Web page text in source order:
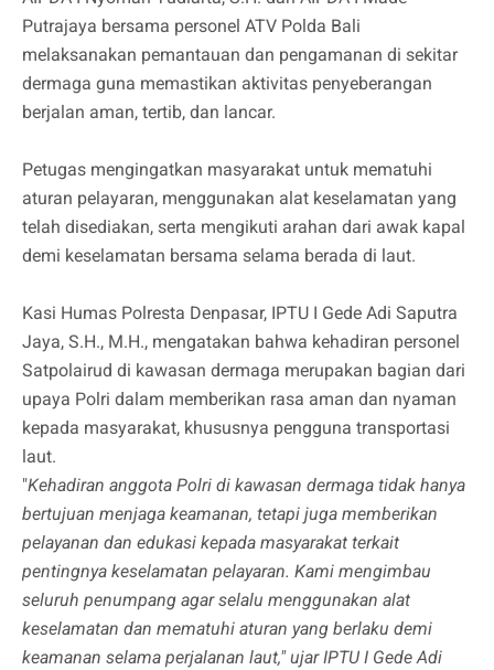
Putrajaya bersama personel ATV Polda Bali
melaksanakan pemantauan dan pengamanan di sekitar
dermaga guna memastikan aktivitas penyeberangan
berjalan aman, tertib, dan lancar.
Petugas mengingatkan masyarakat untuk mematuhi
aturan pelayaran, menggunakan alat keselamatan yang
telah disediakan, serta mengikuti arahan dari awak kapal
demi keselamatan bersama selama berada di laut.
Kasi Humas Polresta Denpasar, IPTU I Gede Adi Saputra
Jaya, S.H., M.H., mengatakan bahwa kehadiran personel
Satpolairud di kawasan dermaga merupakan bagian dari
upaya Polri dalam memberikan rasa aman dan nyaman
kepada masyarakat, khususnya pengguna transportasi
laut.
"Kehadiran anggota Polri di kawasan dermaga tidak hanya
bertujuan menjaga keamanan, tetapi juga memberikan
pelayanan dan edukasi kepada masyarakat terkait
pentingnya keselamatan pelayaran. Kami mengimbau
seluruh penumpang agar selalu menggunakan alat
keselamatan dan mematuhi aturan yang berlaku demi
keamanan selama perjalanan laut," ujar IPTU I Gede Adi